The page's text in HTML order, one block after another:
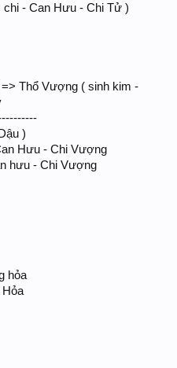
- Can Hưu - Chi Tử )
Thổ Vượng ( sinh kim -
)
Hưu - Chi Vượng
hưu - Chi Vượng
hỏa